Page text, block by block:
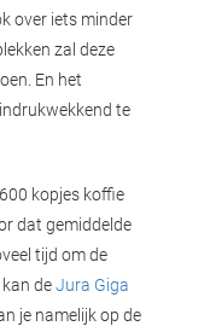
over iets minder
zal deze
En het
te
kopjes koffie
dat gemiddelde
tijd om de
deJura Giga
je namelijk op de